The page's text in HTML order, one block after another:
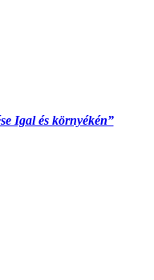
Igal és környékén”